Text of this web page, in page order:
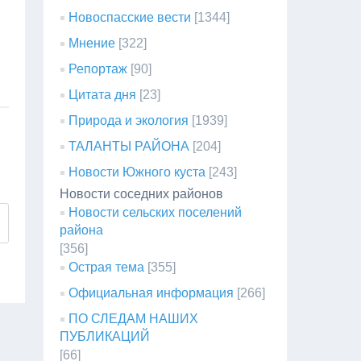
Новоспасские вести [1344]
Мнение [322]
Репортаж [90]
Цитата дня [23]
Природа и экология [1939]
ТАЛАНТЫ РАЙОНА [204]
Новости Южного куста [243]
Новости соседних районов
Новости сельских поселений
района
[356]
Острая тема [355]
Официальная информация [266]
ПО СЛЕДАМ НАШИХ
ПУБЛИКАЦИЙ
[66]